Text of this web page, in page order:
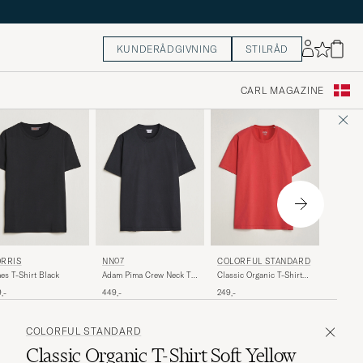
KUNDERÅDGIVNING STILRÅD
CARL MAGAZINE
T-Shirt Black
NN07
Adam Pima Crew Neck T-
449,-
COLORFUL STANDARD
Classic Organic T-Shirt
249,-
COLORFUL STANDARD
Classic Organic T-Shirt Soft Yellow